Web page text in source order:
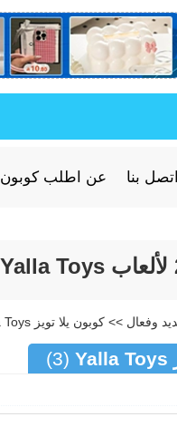
اتصل بنا عن اطلب كوبون
(3)